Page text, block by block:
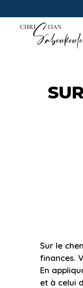
Sur le
finances.
En
et à celui